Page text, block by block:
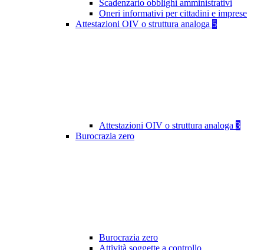
Scadenzario obblighi amministrativi
Oneri informativi per cittadini e imprese
Attestazioni OIV o struttura analoga 5
Attestazioni OIV o struttura analoga 3
Burocrazia zero
Burocrazia zero